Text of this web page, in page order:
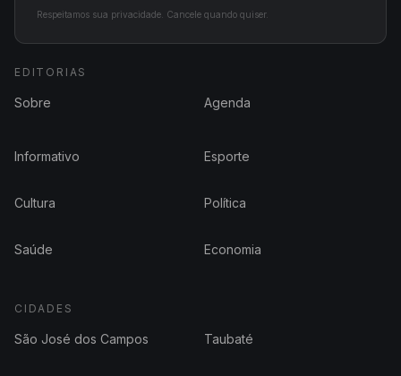
Respeitamos sua privacidade. Cancele quando quiser.
EDITORIAS
Sobre Agenda
Informativo Esporte
Cultura Política
Saúde Economia
CIDADES
São José dos Campos Taubaté